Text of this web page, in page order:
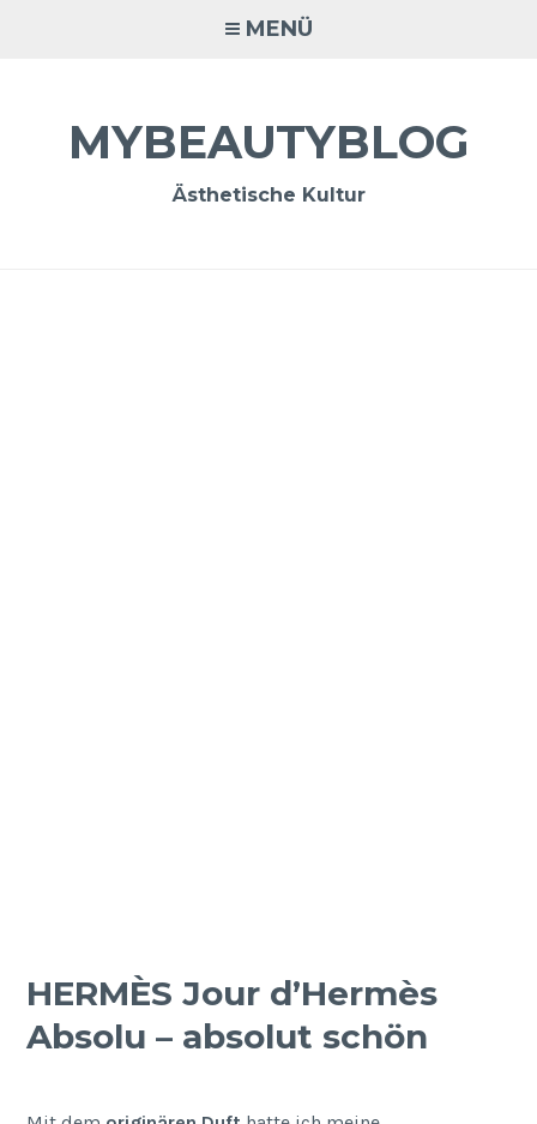
MENÜ
MYBEAUTYBLOG
Ästhetische Kultur
HERMÈS Jour d’Hermès
Absolu – absolut schön